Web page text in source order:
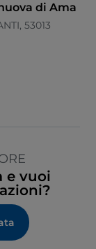
di Ama
53013
e vuoi